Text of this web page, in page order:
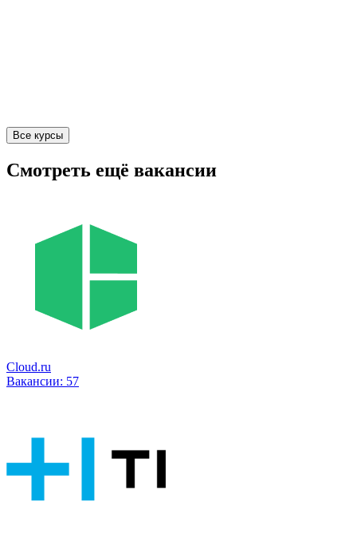
Все курсы
Смотреть ещё вакансии
Cloud.ru
Вакансии: 57